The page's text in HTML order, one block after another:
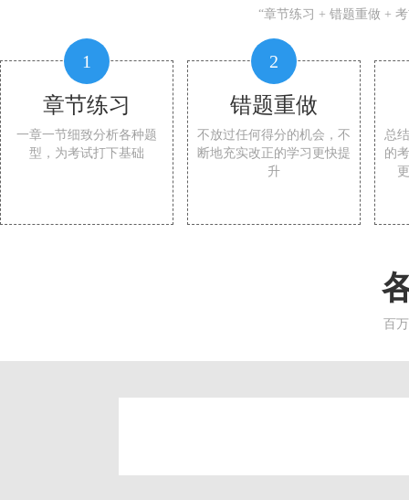
“章节练习 + 错题重做 +
1
章节练习
一章一节细致分析各种题
型，为考试打下基础
2
错题重做
不放过任何得分的机会，不
断地充实改正的学习更快提
升
总
的
百